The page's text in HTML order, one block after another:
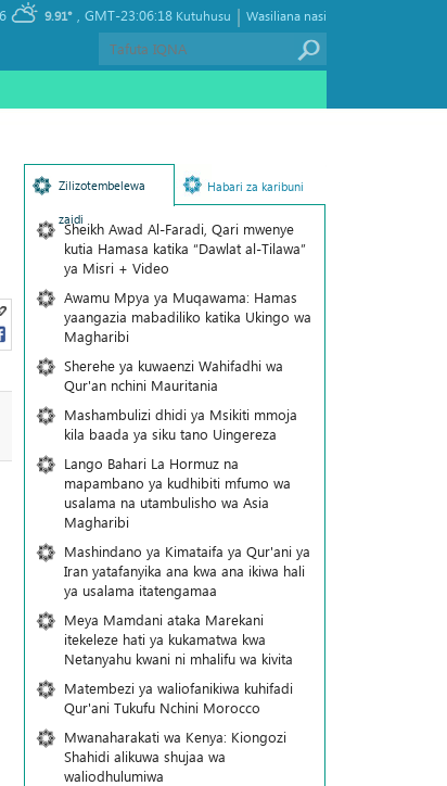
GMT-23:06:18
9.91° Wasiliana nasi
|
Kutuhusu
Zilizotembelewa
zaidi
Habari za karibuni
Sheikh Awad Al-Faradi, Qari mwenye
kutia Hamasa katika “Dawlat al-Tilawa”
ya Misri + Video
Awamu Mpya ya Muqawama: Hamas
yaangazia mabadiliko katika Ukingo wa
Magharibi
Sherehe ya kuwaenzi Wahifadhi wa
Qur'an nchini Mauritania
Mashambulizi dhidi ya Msikiti mmoja
kila baada ya siku tano Uingereza
Lango Bahari La Hormuz na
mapambano ya kudhibiti mfumo wa
usalama na utambulisho wa Asia
Magharibi
Mashindano ya Kimataifa ya Qur'ani ya
Iran yatafanyika ana kwa ana ikiwa hali
ya usalama itatengamaa
Meya Mamdani ataka Marekani
itekeleze hati ya kukamatwa kwa
Netanyahu kwani ni mhalifu wa kivita
Matembezi ya waliofanikiwa kuhifadi
Qur'ani Tukufu Nchini Morocco
Mwanaharakati wa Kenya: Kiongozi
Shahidi alikuwa shujaa wa
waliodhulumiwa